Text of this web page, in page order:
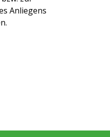
Anliegens